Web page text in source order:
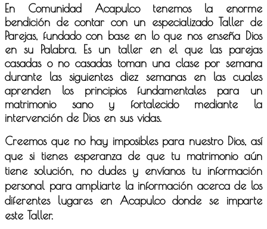
En Comunidad Acapulco tenemos la enorme
bendición de contar con un especializado Taller de
Parejas, fundado con base en lo que nos enseña Dios
en su Palabra. Es un taller en el que las parejas
casadas o no casadas toman una clase por semana
durante las siguientes diez semanas en las cuales
aprenden los principios fundamentales para un
matrimonio sano y fortalecido mediante la
intervención de Dios en sus vidas.
Creemos que no hay imposibles para nuestro Dios, así
que si tienes esperanza de que tu matrimonio aún
tiene solución, no dudes y envíanos tu información
personal para ampliarte la información acerca de los
diferentes lugares en Acapulco donde se imparte
este Taller.